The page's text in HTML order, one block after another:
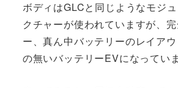
ボディはGLCと同じようなモジ
クチャーが使われていますが、
ー、真ん中バッテリーのレイア
の無いバッテリーEVになっていま